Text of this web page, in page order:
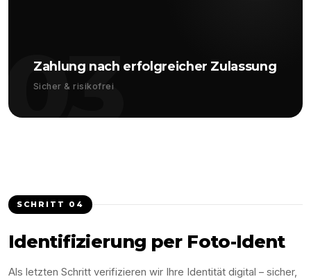
03
Zahlung nach erfolgreicher Zulassung
Sicher & risikofrei
SCHRITT 04
Identifizierung per Foto-Ident
Als letzten Schritt verifizieren wir Ihre Identität digital – sicher,